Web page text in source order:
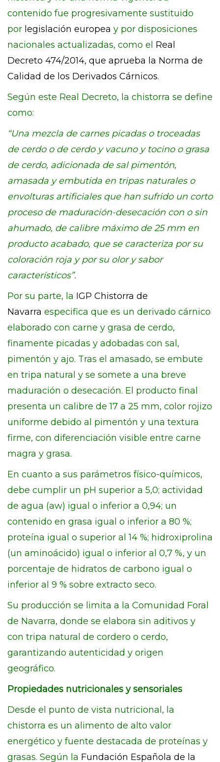
contenido fue progresivamente sustituido
por legislación europea y por disposiciones
nacionales actualizadas, como el Real
Decreto 474/2014, que aprueba la Norma de
Calidad de los Derivados Cárnicos.
Según este Real Decreto, la chistorra se define
como:
“Una mezcla de carnes picadas o troceadas
de cerdo o de cerdo y vacuno y tocino o grasa
de cerdo, adicionada de sal pimentón,
amasada y embutida en tripas naturales o
envolturas artificiales que han sufrido un corto
proceso de maduración-desecación con o sin
ahumado, de calibre máximo de 25 mm en
producto acabado, que se caracteriza por su
coloración roja y por su olor y sabor
característicos”.
Por su parte, la IGP Chistorra de
Navarra especifica que es un derivado cárnico
elaborado con carne y grasa de cerdo,
finamente picadas y adobadas con sal,
pimentón y ajo. Tras el amasado, se embute
en tripa natural y se somete a una breve
maduración o desecación. El producto final
presenta un calibre de 17 a 25 mm, color rojizo
uniforme debido al pimentón y una textura
firme, con diferenciación visible entre carne
magra y grasa.
En cuanto a sus parámetros físico-químicos,
debe cumplir un pH superior a 5,0; actividad
de agua (aw) igual o inferior a 0,94; un
contenido en grasa igual o inferior a 80 %;
proteína igual o superior al 14 %; hidroxiprolina
(un aminoácido) igual o inferior al 0,7 %, y un
porcentaje de hidratos de carbono igual o
inferior al 9 % sobre extracto seco.
Su producción se limita a la Comunidad Foral
de Navarra, donde se elabora sin aditivos y
con tripa natural de cordero o cerdo,
garantizando autenticidad y origen
geográfico.
Propiedades nutricionales y sensoriales
Desde el punto de vista nutricional, la
chistorra es un alimento de alto valor
energético y fuente destacada de proteínas y
grasas. Según la Fundación Española de la